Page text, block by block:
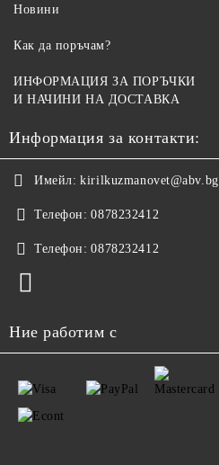
Новини
Как да поръчам?
ИНФОРМАЦИЯ ЗА ПОРЪЧКИ
И НАЧИНИ НА ДОСТАВКА
Информация за контакти:
Имейл: kirilkuzmanovet@abv.bg
Телефон: 0878232412
Телефон: 0878232412
Ние работим с